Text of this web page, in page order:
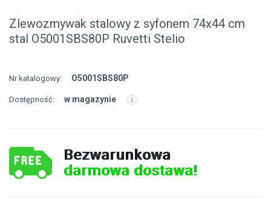
Zlewozmywak stalowy z syfonem 74x44 cm
stal O5001SBS80P Ruvetti Stelio
Nr katalogowy: O5001SBS80P
Dostępność: w magazynie
Bezwarunkowa
darmowa dostawa!